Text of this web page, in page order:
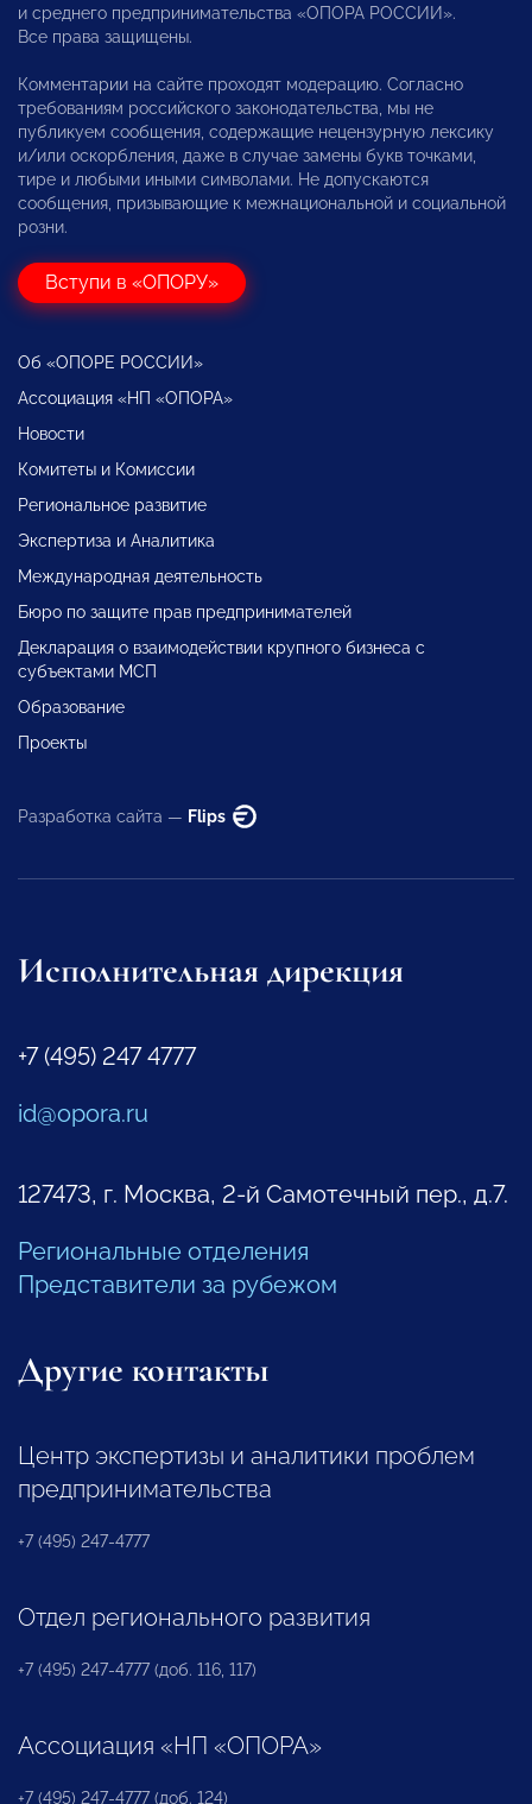
и среднего предпринимательства «ОПОРА РОССИИ».
Все права защищены.
Комментарии на сайте проходят модерацию. Согласно
требованиям российского законодательства, мы не
публикуем сообщения, содержащие нецензурную лексику
и/или оскорбления, даже в случае замены букв точками,
тире и любыми иными символами. Не допускаются
сообщения, призывающие к межнациональной и социальной
розни.
Вступи в «ОПОРУ»
Об «ОПОРЕ РОССИИ»
Ассоциация «НП «ОПОРА»
Новости
Комитеты и Комиссии
Региональное развитие
Экспертиза и Аналитика
Международная деятельность
Бюро по защите прав предпринимателей
Декларация о взаимодействии крупного бизнеса с
субъектами МСП
Образование
Проекты
Разработка сайта — Flips
Исполнительная дирекция
+7 (495) 247 4777
id@opora.ru
127473, г. Москва, 2-й Самотечный пер., д.7.
Региональные отделения
Представители за рубежом
Другие контакты
Центр экспертизы и аналитики проблем
предпринимательства
+7 (495) 247-4777
Отдел регионального развития
+7 (495) 247-4777 (доб. 116, 117)
Ассоциация «НП «ОПОРА»
+7 (495) 247-4777 (доб. 124)